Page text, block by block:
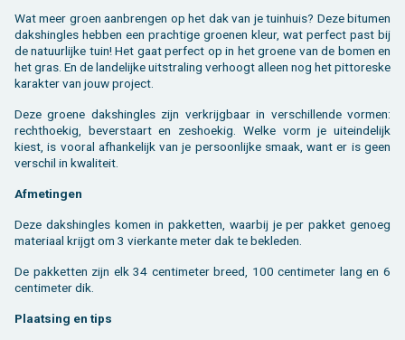
Wat meer groen aan­bren­gen op het dak van je tuin­huis? Deze bi­tu­men
daks­hingles heb­ben een prach­ti­ge groe­nen kleur, wat per­fect past bij
de na­tuur­lij­ke tuin! Het gaat per­fect op in het groe­ne van de bomen en
het gras. En de lan­de­lij­ke uit­stra­ling ver­hoogt al­leen nog het pit­to­res­ke
ka­rak­ter van jouw pro­ject.
Deze groe­ne daks­hingles zijn ver­krijg­baar in ver­schil­len­de vor­men:
recht­hoe­kig, be­ver­staart en zes­hoe­kig. Welke vorm je uit­ein­de­lijk
kiest, is voor­al af­han­ke­lijk van je per­soon­lij­ke smaak, want er is geen
ver­schil in kwa­li­teit.
Af­me­tin­gen
Deze daks­hingles komen in pak­ket­ten, waar­bij je per pak­ket ge­noeg
ma­te­ri­aal krijgt om 3 vier­kan­te meter dak te be­kle­den.
De pak­ket­ten zijn elk 34 cen­ti­me­ter breed, 100 cen­ti­me­ter lang en 6
cen­ti­me­ter dik.
Plaat­sing en tips